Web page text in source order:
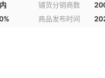
铺货分销商数
商品发布时间